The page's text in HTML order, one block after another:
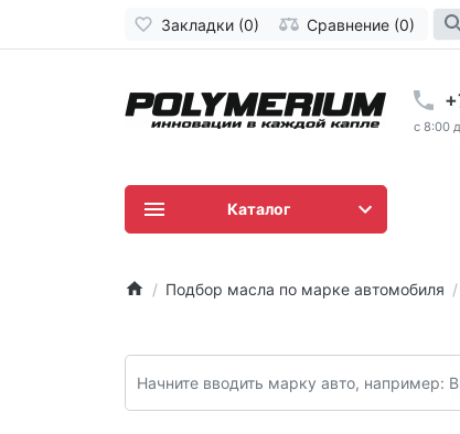
Закладки (0) Сравнение (0)
c 8:00
Каталог
Подбор масла по марке автомобиля